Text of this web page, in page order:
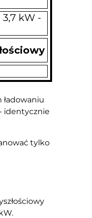
ładowaniu
identycznie
tylko
kW -